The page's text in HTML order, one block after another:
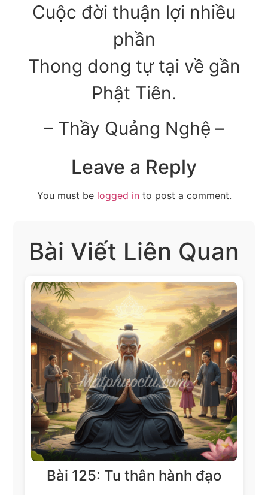
Cuộc đời thuận lợi nhiều
phần
Thong dong tự tại về gần
Phật Tiên.
– Thầy Quảng Nghệ –
Leave a Reply
You must be logged into post a comment.
Bài Viết Liên Quan
Bài 125: Tu thân hành đạo